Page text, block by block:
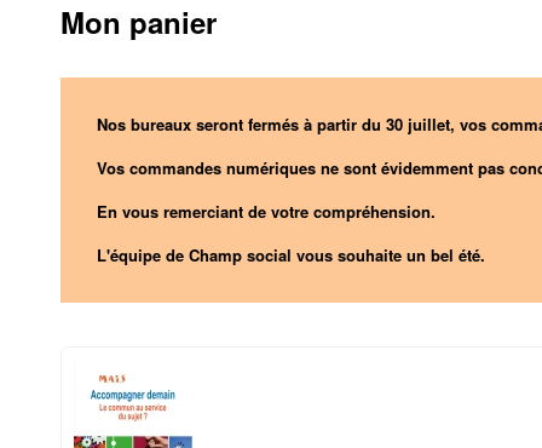
Mon panier
Nos bureaux seront fermés à partir du 30 juillet, vos
Vos commandes numériques ne sont évidemment pas
En vous remerciant de votre compréhension.
L'équipe de Champ social vous souhaite un bel été.